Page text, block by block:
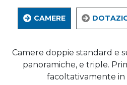
CAMERE
Camere doppie standard e
panoramiche, e triple.
facoltativamente in